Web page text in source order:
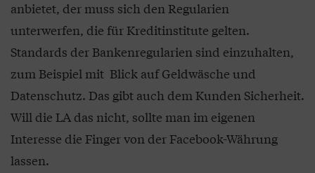
anbietet, der muss sich den Regularien
unterwerfen, die für Kreditinstitute gelten.
Standards der Bankenregularien sind einzuhalten,
zum Beispiel mit Blick auf Geldwäsche und
Datenschutz. Das gibt auch dem Kunden Sicherheit.
Will die LA das nicht, sollte man im eigenen
Interesse die Finger von der Facebook-Währung
lassen.